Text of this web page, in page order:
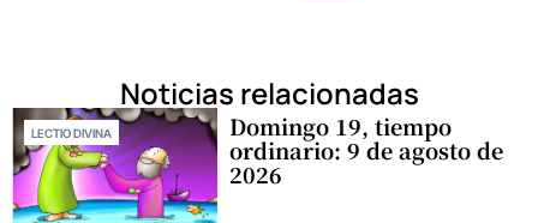
Noticias relacionadas
LECTIO DIVINA Domingo 19, tiempo
ordinario: 9 de agosto de
2026